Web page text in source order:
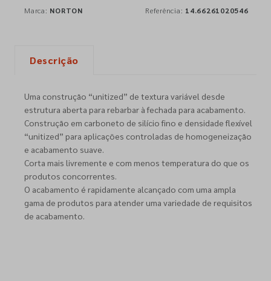
Marca: NORTON Referência: 14.66261020546
Descrição
Uma construção “unitized” de textura variável desde
estrutura aberta para rebarbar à fechada para acabamento.
Construção em carboneto de silício fino e densidade flexível
“unitized” para aplicações controladas de homogeneização
e acabamento suave.
Corta mais livremente e com menos temperatura do que os
produtos concorrentes.
O acabamento é rapidamente alcançado com uma ampla
gama de produtos para atender uma variedade de requisitos
de acabamento.